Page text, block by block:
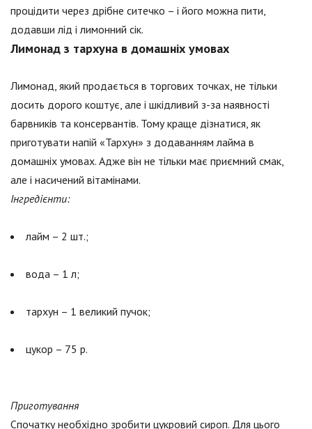
процідити через дрібне ситечко – і його можна пити,
додавши лід і лимонний сік.
Лимонад з тархуна в домашніх умовах
Лимонад, який продається в торгових точках, не тільки
досить дорого коштує, але і шкідливий з-за наявності
барвників та консервантів. Тому краще дізнатися, як
приготувати напій «Тархун» з додаванням лайма в
домашніх умовах. Адже він не тільки має приємний смак,
але і насичений вітамінами.
Інгредієнти:
лайм – 2 шт.;
вода – 1 л;
тархун – 1 великий пучок;
цукор – 75 р.
Приготування
Спочатку необхідно зробити цукровий сироп. Для цього